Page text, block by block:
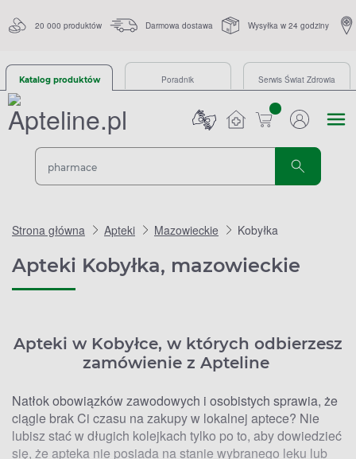
20 000 produktów Darmowa dostawa Wysyłka w 24 godziny
Katalog produktów Poradnik Serwis Świat Zdrowia
sztuk
Strona główna Apteki Mazowieckie Kobyłka
Apteki Kobyłka, mazowieckie
Apteki w Kobyłce, w których odbierzesz
zamówienie z Apteline
Natłok obowiązków zawodowych i osobistych sprawia, że
ciągle brak Ci czasu na zakupy w lokalnej aptece? Nie
lubisz stać w długich kolejkach tylko po to, aby dowiedzieć
się, że apteka nie posiada na stanie wybranego leku lub